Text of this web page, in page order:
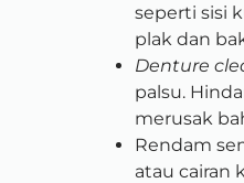
seperti sisi
plak dan
Denture
palsu.
merusak
Rendam
atau cairan